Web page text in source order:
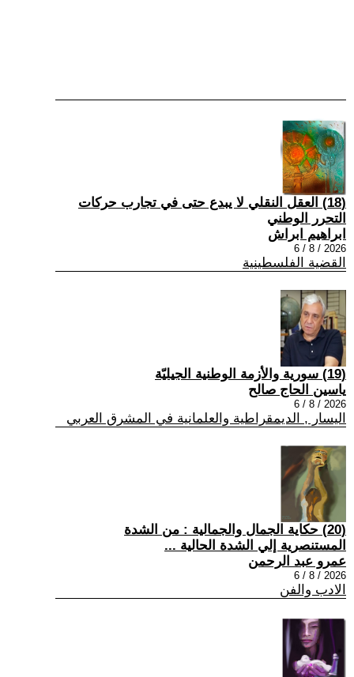
(18) العقل النقلي لا يبدع حتى في تجارب حركات
التحرر الوطني
ابراهيم ابراش
2026 / 8 / 6
القضية الفلسطينية
(19) سورية والأزمة الوطنية الجيليّة
ياسين الحاج صالح
2026 / 8 / 6
اليسار , الديمقراطية والعلمانية في المشرق العربي
(20) حكاية الجمال والجمالية : من الشدة
المستنصرية إلي الشدة الحالية ...
عمرو عبد الرحمن
2026 / 8 / 6
الادب والفن